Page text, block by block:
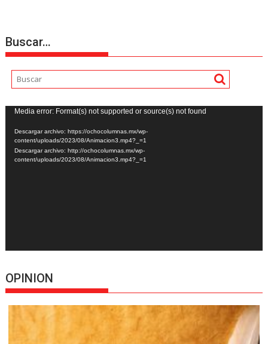
Buscar…
Reproductor
de
vídeo
Media error: Format(s) not supported or source(s) not found
Descargar archivo: https://ochocolumnas.mx/wp-
content/uploads/2023/08/Animacion3.mp4?_=1
Descargar archivo: http://ochocolumnas.mx/wp-
content/uploads/2023/08/Animacion3.mp4?_=1
OPINION